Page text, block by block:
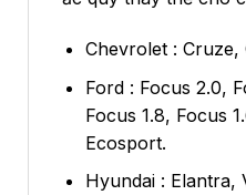
Chevrolet : Cruze,
Ford : Focus 2.0,
Focus 1.8, Focus
Ecosport.
Hyundai : Elantra,